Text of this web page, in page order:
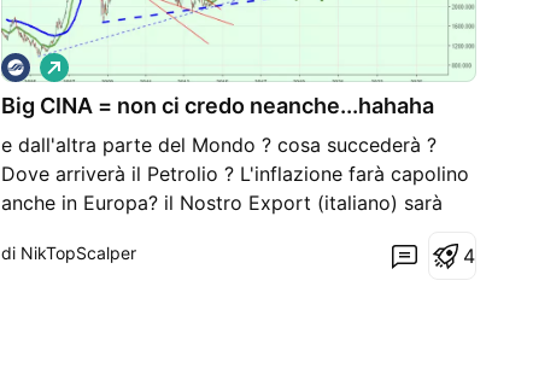
Big CINA = non ci credo neanche...hahaha
e dall'altra parte del Mondo ? cosa succederà ?
Dove arriverà il Petrolio ? L'inflazione farà capolino
anche in Europa? il Nostro Export (italiano) sarà
Recessione ? p.s. ricordo che il PIL cinese viaggia
L
o
n
di NikTopScalper 4